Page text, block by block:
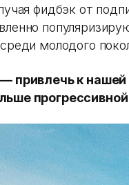
фидбэк от
молодого
привлечь к нашей